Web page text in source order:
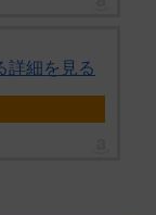
詳細を見る